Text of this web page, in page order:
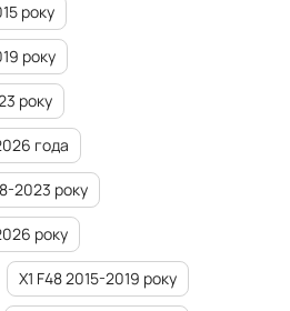
року
року
року
года
2023 року
року
X1 F48 2015-2019 року